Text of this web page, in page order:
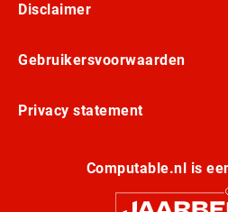
Disclaimer
Gebruikersvoorwaarden
Privacy statement
Computable.nl is